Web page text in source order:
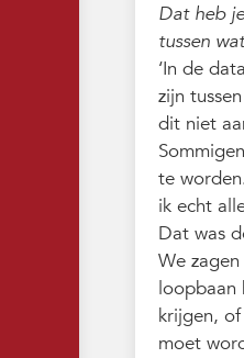
Dat heb
tussen
‘In de
zijn
dit niet
te
ik echt
Dat was
We
loopbaan
krijgen,
moet